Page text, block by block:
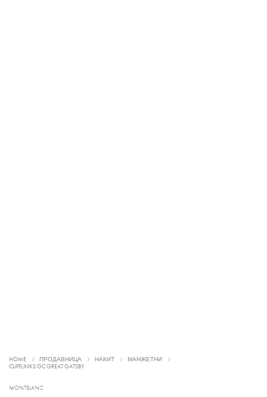
HOME ПРОДАВНИЦА НАКИТ
МАНЖЕТНИ
CUFFLINKS GC GREAT GATSBY
MONTBLANC